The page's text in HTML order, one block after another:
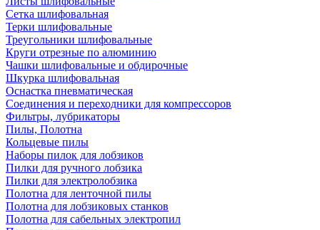
Сетка шлифовальная
Терки шлифовальные
Треугольники шлифовальные
Круги отрезные по алюминию
Чашки шлифовальные и обдирочные
Шкурка шлифовальная
Оснастка пневматическая
Соединения и переходники для компрессоров
Фильтры, лубрикаторы
Пилы, Полотна
Кольцевые пилы
Наборы пилок для лобзиков
Пилки для ручного лобзика
Пилки для электролобзика
Полотна для ленточной пилы
Полотна для лобзиковых станков
Полотна для сабельных электропил